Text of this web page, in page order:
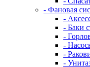
- Фановая
-
- Баки
-
-
-
-